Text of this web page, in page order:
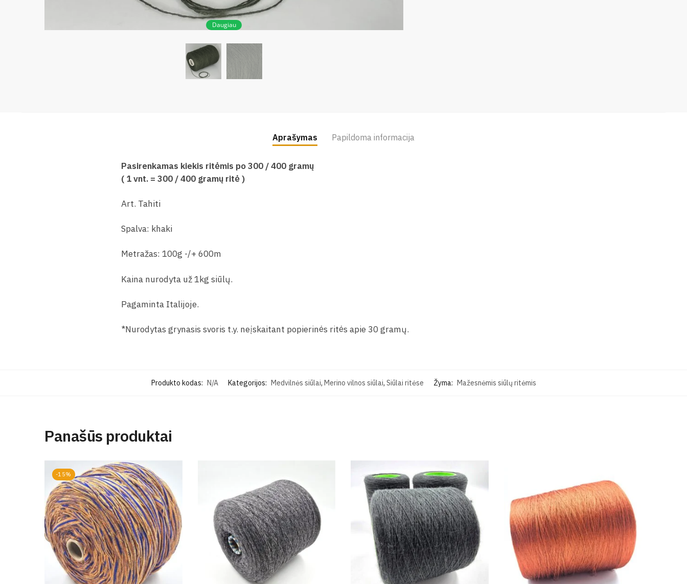
Daugiau
Aprašymas Papildoma informacija
Pasirenkamas kiekis ritėmis po 300 / 400 gramų
( 1 vnt. = 300 / 400gramų ritė )
Art. Tahiti
Spalva: khaki
Metražas: 100g -/+ 600m
Kaina nurodyta už 1kg siūlų.
Pagaminta Italijoje.
*Nurodytas grynasis svoris t.y. neįskaitant popierinės ritės apie 30 gramų.
Produkto kodas: N/A Kategorijos: Medvilnės siūlai, Merino vilnos siūlai, Siūlai ritėse Žyma: Mažesnėmis siūlų ritėmis
Panašūs produktai
-15%